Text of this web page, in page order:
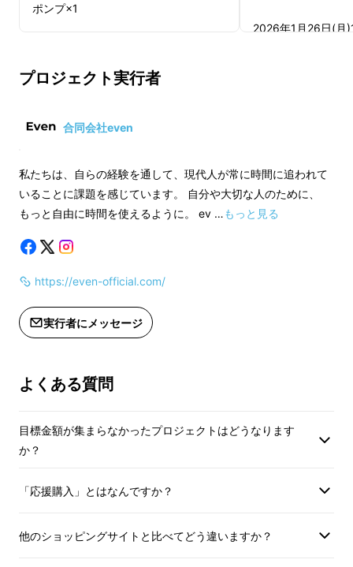
ポンプ×1
了で、2026年1月末までにお届け
※現金決済の方も、1月26日16:00まで
※それ以降のご入金の場合、通常通り
2026年1月26日(月
プロジェクト実行者
合同会社even
私たちは、自らの経験を通して、現代人が常に時間に追われて
いることに課題を感じています。 自分や大切な人のために、
もっと自由に時間を使えるように。 ev …もっと見る
https://even-official.com/
実行者にメッセージ
よくある質問
目標金額が集まらなかったプロジェクトはどうなります
か？
「応援購入」とはなんですか？
他のショッピングサイトと比べてどう違いますか？